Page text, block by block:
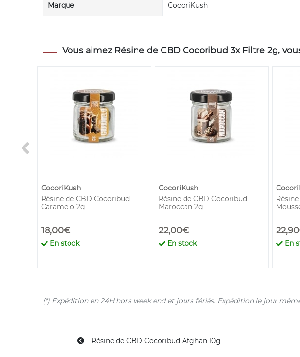
Marque CocoriKush
Vous aimez Résine de CBD Cocoribud 3x Filtre 2g,
CocoriKush
Résine de CBD Cocoribud
Caramelo 2g
18,00€
En stock
CocoriKush
Résine de CBD Cocoribud
Maroccan 2g
22,00€
En stock En
(*) Expédition en 24H hors week end et jours fériés. Expédition le jour
Résine de CBD Cocoribud Afghan 10g